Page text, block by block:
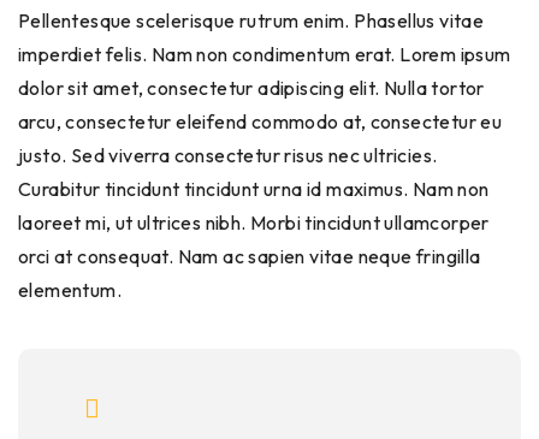
Pellentesque scelerisque rutrum enim. Phasellus vitae
imperdiet felis. Nam non condimentum erat. Lorem ipsum
dolor sit amet, consectetur adipiscing elit. Nulla tortor
arcu, consectetur eleifend commodo at, consectetur eu
justo. Sed viverra consectetur risus nec ultricies.
Curabitur tincidunt tincidunt urna id maximus. Nam non
laoreet mi, ut ultrices nibh. Morbi tincidunt ullamcorper
orci at consequat. Nam ac sapien vitae neque fringilla
elementum.